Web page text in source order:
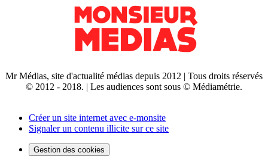
Mr Médias, site d'actualité médias depuis 2012 | Tous droits réservés
© 2012 - 2018. | Les audiences sont sous © Médiamétrie.
Créer un site internet avec e-monsite
Signaler un contenu illicite sur ce site
Gestion des cookies